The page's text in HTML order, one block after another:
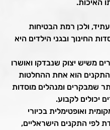
האיכות.
ולכן רמת הבטיחות
החינוך ובגני הילדים היא
משיש יצוק שנבדקו ואושרו
התקנים הוא אחת ההחלטות
שמבקרים ומנהלים מוסדות
יכולים לקבוע.
ואופטימלית בכיורי
לפי התקנים הישראליים,